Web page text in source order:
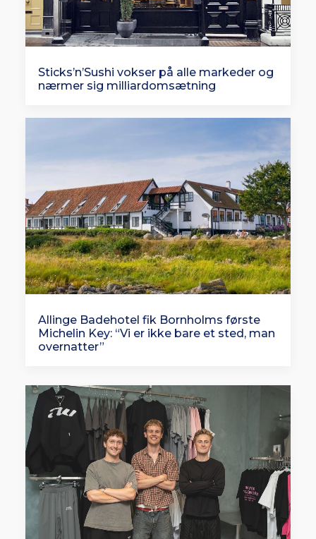
Sticks’n’Sushi vokser på alle markeder og
nærmer sig milliardomsætning
Allinge Badehotel fik Bornholms første
Michelin Key: “Vi er ikke bare et sted, man
overnatter”